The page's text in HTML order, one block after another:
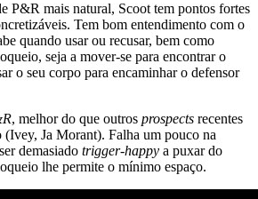
P&R mais natural, Scoot tem pontos fortes
Tem bom entendimento com o
quando usar ou recusar, bem como
seja a mover-se para encontrar o
o seu corpo para encaminhar o defensor
, melhor do que outros prospects recentes
(Ivey, Ja Morant). Falha um pouco na
demasiado trigger-happy a puxar do
lhe permite o mínimo espaço.